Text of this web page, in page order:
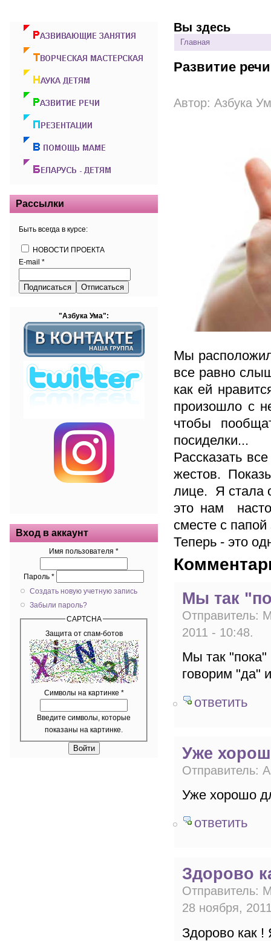
Рассылки
Быть всегда в курсе:
НОВОСТИ ПРОЕКТА
E-mail *
"Азбука Ума":
Вход в аккаунт
Имя пользователя *
Пароль *
Создать новую учетную запись
Забыли пароль?
CAPTCHA
Защита от спам-ботов
Символы на картинке *
Введите символы, которые
показаны на картинке.
Вы здесь
Главная
Развитие
Автор: Азбука
Мы
все равно
как ей
произошло с
чтобы
посиделки...
Рассказать
жестов.
лице. Я стала
это нам
сместе с
Теперь - это
Мы так
Отправитель:
2011 - 10:48.
Мы так "пока"
говорим "да"
ответить
Уже
Отправитель:
Уже хорошо
ответить
Здорово
Отправитель:
28 ноября,
Здорово как